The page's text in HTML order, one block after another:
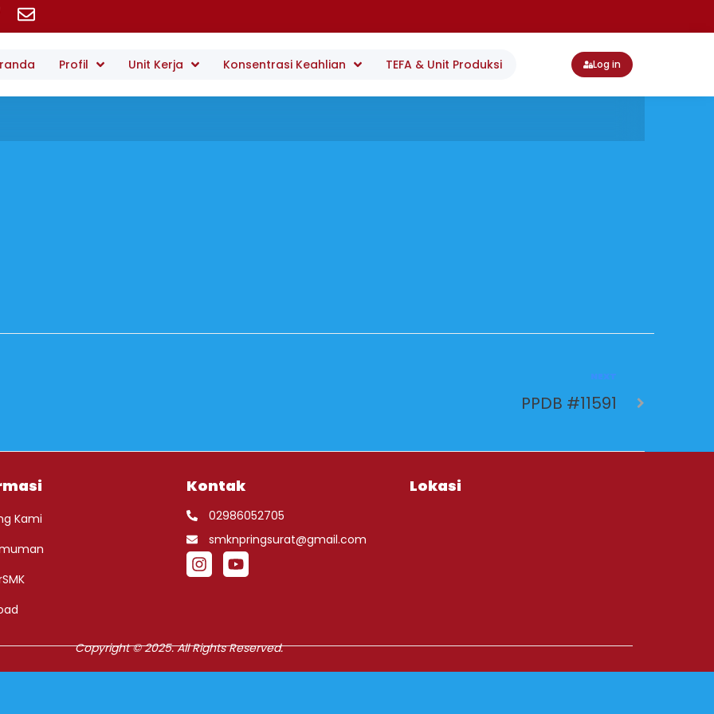
Profil Unit Kerja Konsentrasi Keahlian TEFA & Unit Produksi Log in
PPDB #11591
Kami
Kontak
02986052705
smknpringsurat@gmail.com
Lokasi
Copyright © 2025. All Rights Reserved.